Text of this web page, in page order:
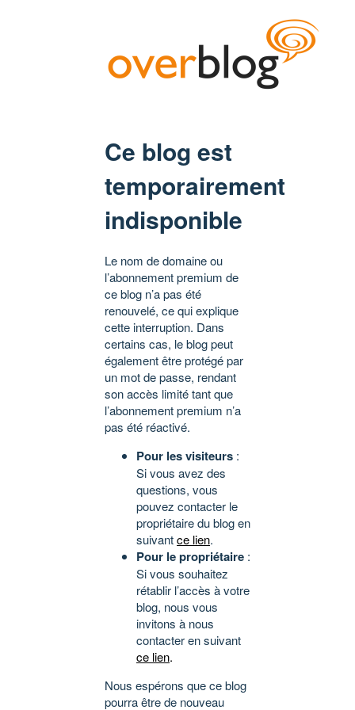
Ce blog est
temporairement
indisponible
Le nom de domaine ou
l’abonnement premium de
ce blog n’a pas été
renouvelé, ce qui explique
cette interruption. Dans
certains cas, le blog peut
également être protégé par
un mot de passe, rendant
son accès limité tant que
l’abonnement premium n’a
pas été réactivé.
Pour les visiteurs :
Si vous avez des
questions, vous
pouvez contacter le
propriétaire du blog en
suivantce lien.
Pour le propriétaire :
Si vous souhaitez
rétablir l’accès à votre
blog, nous vous
invitons à nous
contacter en suivant
ce lien.
Nous espérons que ce blog
pourra être de nouveau